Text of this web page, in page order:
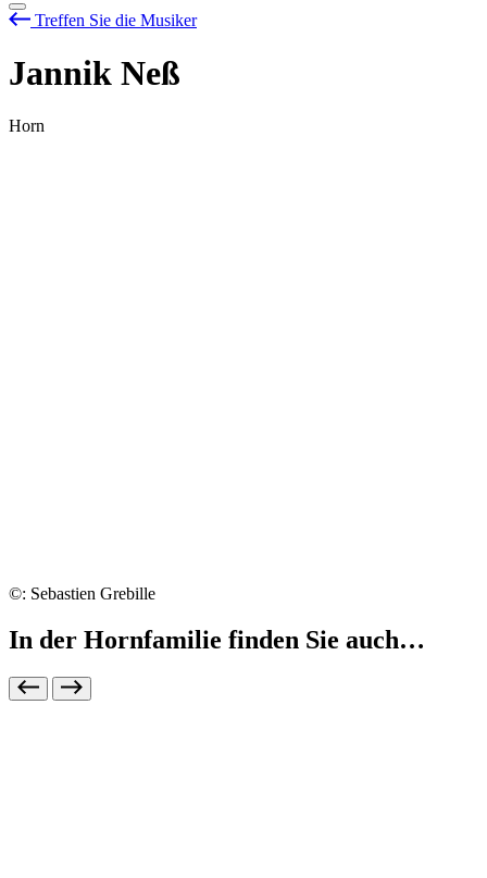
Treffen Sie die Musiker
Jannik Neß
Horn
©: Sebastien Grebille
In der Hornfamilie finden Sie auch…